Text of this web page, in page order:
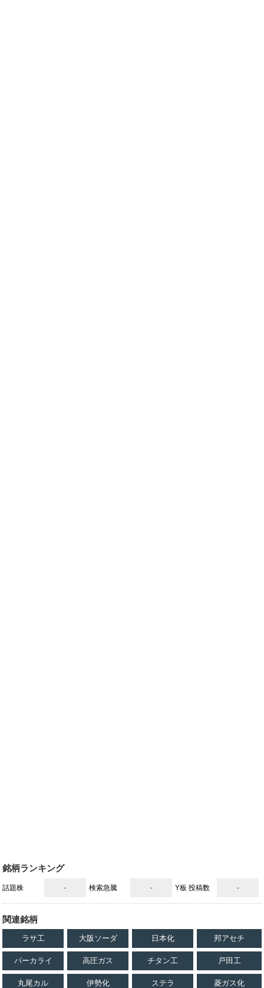
銘柄ランキング
話題株 - 検索急騰 - Y板 投稿数 -
関連銘柄
ラサ工 大阪ソーダ 日本化 邦アセチ
パーカライ 高圧ガス チタン工 戸田工
丸尾カル 伊勢化 ステラ 菱ガス化